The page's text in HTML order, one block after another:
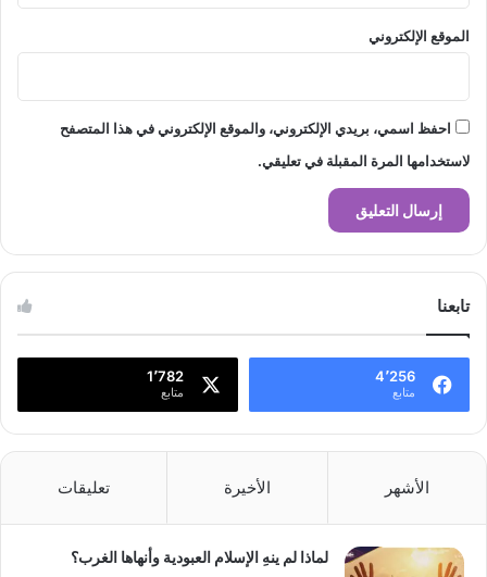
الموقع الإلكتروني
احفظ اسمي، بريدي الإلكتروني، والموقع الإلكتروني في هذا المتصفح
لاستخدامها المرة المقبلة في تعليقي.
تابعنا
4٬256
متابع
1٬782
متابع
الأشهر الأخيرة تعليقات
لماذا لم ينهِ الإسلام العبودية وأنهاها الغرب؟